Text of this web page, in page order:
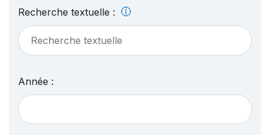
Recherche textuelle :
Année :